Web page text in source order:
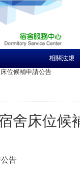
相關法規
位候補申請公告
舍床位候
告